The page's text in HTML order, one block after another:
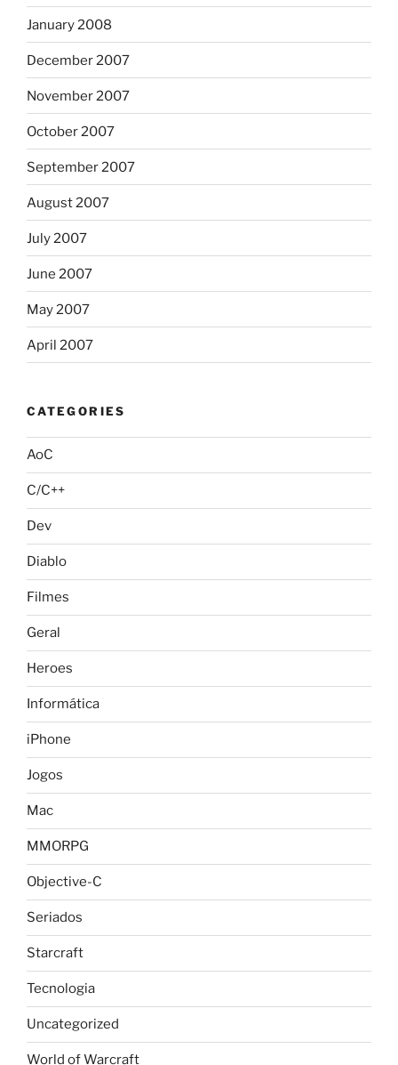
January 2008
December 2007
November 2007
October 2007
September 2007
August 2007
July 2007
June 2007
May 2007
April 2007
CATEGORIES
AoC
C/C++
Dev
Diablo
Filmes
Geral
Heroes
Informática
iPhone
Jogos
Mac
MMORPG
Objective-C
Seriados
Starcraft
Tecnologia
Uncategorized
World of Warcraft